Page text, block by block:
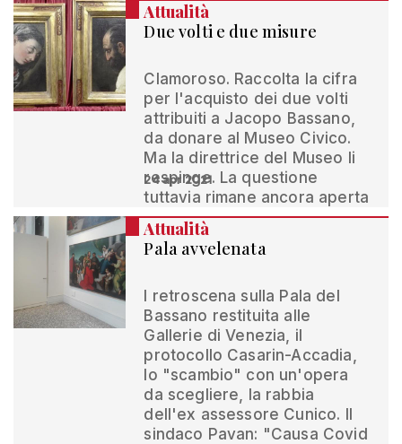
Attualità
Due volti e due misure
Clamoroso. Raccolta la cifra
per l'acquisto dei due volti
attribuiti a Jacopo Bassano,
da donare al Museo Civico.
Ma la direttrice del Museo li
respinge. La questione
tuttavia rimane ancora aperta
24 apr 2021
Attualità
Pala avvelenata
I retroscena sulla Pala del
Bassano restituita alle
Gallerie di Venezia, il
protocollo Casarin-Accadia,
lo "scambio" con un'opera
da scegliere, la rabbia
dell'ex assessore Cunico. Il
sindaco Pavan: "Causa Covid